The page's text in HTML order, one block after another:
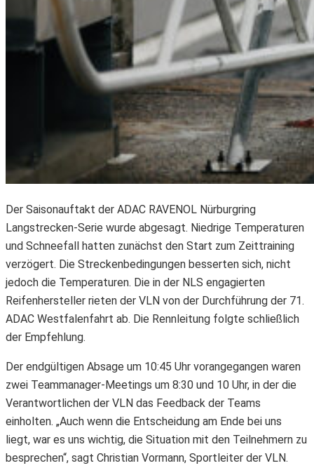
Der Saisonauftakt der ADAC RAVENOL Nürburgring
Langstrecken-Serie wurde abgesagt. Niedrige Temperaturen
und Schneefall hatten zunächst den Start zum Zeittraining
verzögert. Die Streckenbedingungen besserten sich, nicht
jedoch die Temperaturen. Die in der NLS engagierten
Reifenhersteller rieten der VLN von der Durchführung der 71.
ADAC Westfalenfahrt ab. Die Rennleitung folgte schließlich
der Empfehlung.
Der endgültigen Absage um 10:45 Uhr vorangegangen waren
zwei Teammanager-Meetings um 8:30 und 10 Uhr, in der die
Verantwortlichen der VLN das Feedback der Teams
einholten. „Auch wenn die Entscheidung am Ende bei uns
liegt, war es uns wichtig, die Situation mit den Teilnehmern zu
besprechen“, sagt Christian Vormann, Sportleiter der VLN.